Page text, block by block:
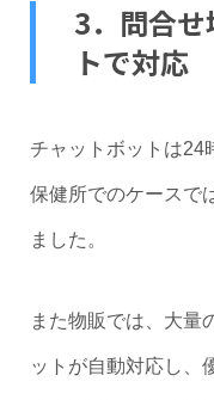
3．問合
トで対応
チャットボットは24
保健所でのケースで
ました。
また物販では、大量
ットが自動対応し、